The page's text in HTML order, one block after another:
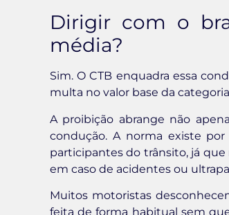
Dirigir com o
média?
Sim. O CTB enquadra essa
multa no valor base da
A proibição abrange não
condução. A norma existe
participantes do trânsito, já
em caso de acidentes ou
Muitos motoristas
feita de forma habitual sem